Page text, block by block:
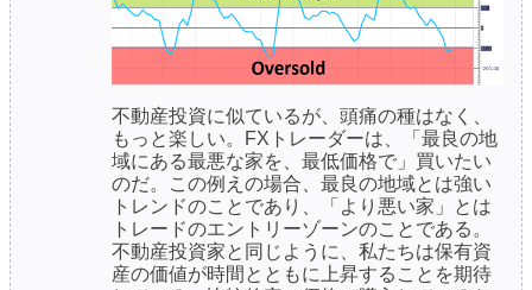
不動産投資に似ているが、頭痛の種はなく、
もっと楽しい。FXトレーダーは、「最良の地
域にある最悪な家を、最低価格で」買いたい
のだ。この例えの場合、最良の地域とは強い
トレンドのことであり、「より悪い家」とは
トレードのエントリーゾーンのことである。
不動産投資家と同じように、私たちは保有資
産の価値が時間とともに上昇することを期待